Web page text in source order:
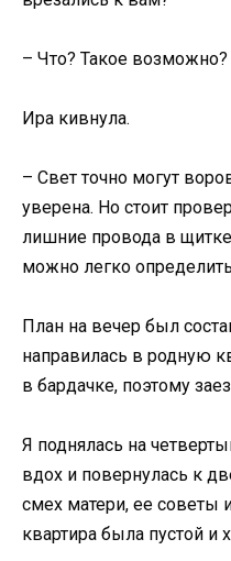
– Что? Такое возможно?
Ира кивнула.
– Свет точно могут
уверена. Но стоит
лишние провода в
можно легко
План на вечер был
направилась в родную
в бардачке, поэтому
Я поднялась на
вдох и повернулась к
смех матери, ее советы
квартира была пустой и